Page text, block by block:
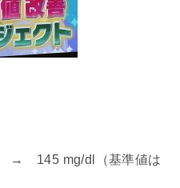
145 mg/dl（基準値は